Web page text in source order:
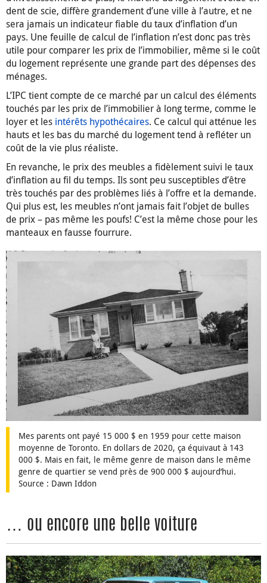
dent de scie, diffère grandement d’une ville à l’autre, et ne
sera jamais un indicateur fiable du taux d’inflation d’un
pays. Une feuille de calcul de l’inflation n’est donc pas très
utile pour comparer les prix de l’immobilier, même si le coût
du logement représente une grande part des dépenses des
ménages.
L’IPC tient compte de ce marché par un calcul des éléments
touchés par les prix de l’immobilier à long terme, comme le
loyer et les intérêts hypothécaires. Ce calcul qui atténue les
hauts et les bas du marché du logement tend à refléter un
coût de la vie plus réaliste.
En revanche, le prix des meubles a fidèlement suivi le taux
d’inflation au fil du temps. Ils sont peu susceptibles d’être
très touchés par des problèmes liés à l’offre et la demande.
Qui plus est, les meubles n’ont jamais fait l’objet de bulles
de prix – pas même les poufs! C’est la même chose pour les
manteaux en fausse fourrure.
Mes parents ont payé 15 000 $ en 1959 pour cette maison
moyenne de Toronto. En dollars de 2020, ça équivaut à 143
000 $. Mais en fait, le même genre de maison dans le même
genre de quartier se vend près de 900 000 $ aujourd’hui.
Source : Dawn Iddon
… ou encore une belle voiture